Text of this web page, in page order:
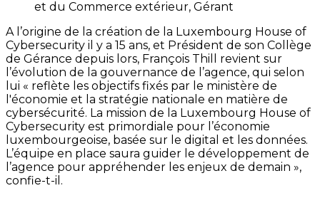
et du Commerce extérieur, Gérant
A l’origine de la création de la Luxembourg House of
Cybersecurity il y a 15 ans, et Président de son Collège
de Gérance depuis lors, François Thill revient sur
l’évolution de la gouvernance de l’agence, qui selon
lui « reflète les objectifs fixés par le ministère de
l'économie et la stratégie nationale en matière de
cybersécurité. La mission de la Luxembourg House of
Cybersecurity est primordiale pour l’économie
luxembourgeoise, basée sur le digital et les données.
L’équipe en place saura guider le développement de
l’agence pour appréhender les enjeux de demain »,
confie-t-il.